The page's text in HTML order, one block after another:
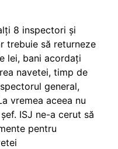
8 inspectori și
trebuie să returneze
lei, bani acordați
navetei, timp de
general,
vremea aceea nu
ISJ ne-a cerut să
pentru